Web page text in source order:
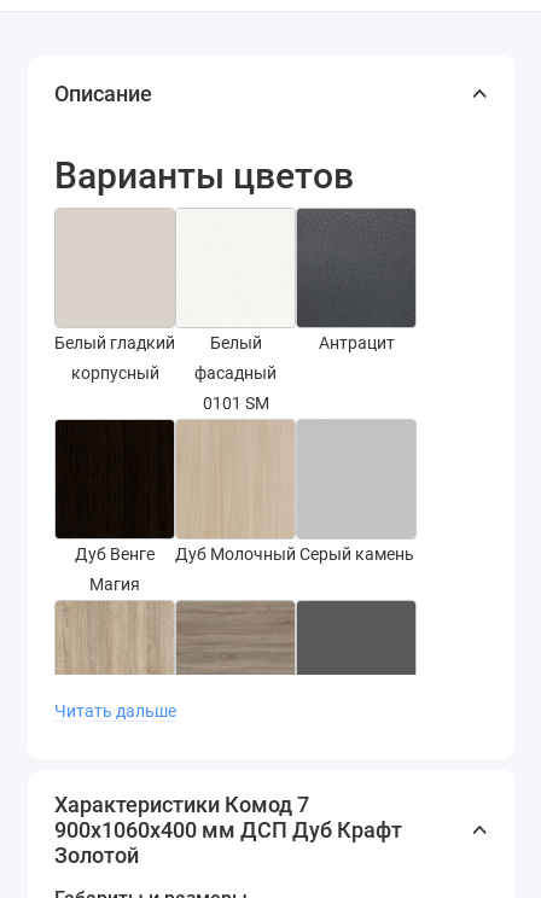
Описание
Варианты цветов
Белый гладкий
корпусный
Белый
фасадный
0101 SM
Антрацит
Дуб Венге
Магия
Дуб Молочный Серый камень
Читать дальше
Характеристики Комод 7
900х1060х400 мм ДСП Дуб Крафт
Золотой